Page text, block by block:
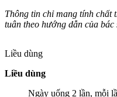
Thông tin chỉ mang tính chất
tuân theo hướng dẫn của bác
Liều dùng
Liều dùng
Ngày uống 2 lần, mỗi